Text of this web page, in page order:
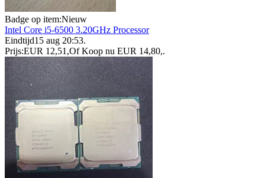
Badge op item:Nieuw
Intel Core i5-6500 3.20GHz Processor
Eindtijd15 aug 20:53.
Prijs:EUR 12,51 ,Of Koop nu EUR 14,80,.